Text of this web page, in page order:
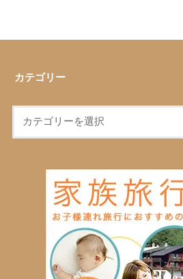
カテゴリー